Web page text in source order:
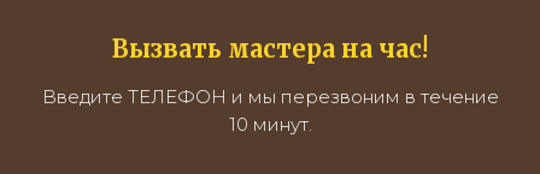
Вызвать мастера на час!
Введите ТЕЛЕФОН и мы перезвоним в течение
10 минут.